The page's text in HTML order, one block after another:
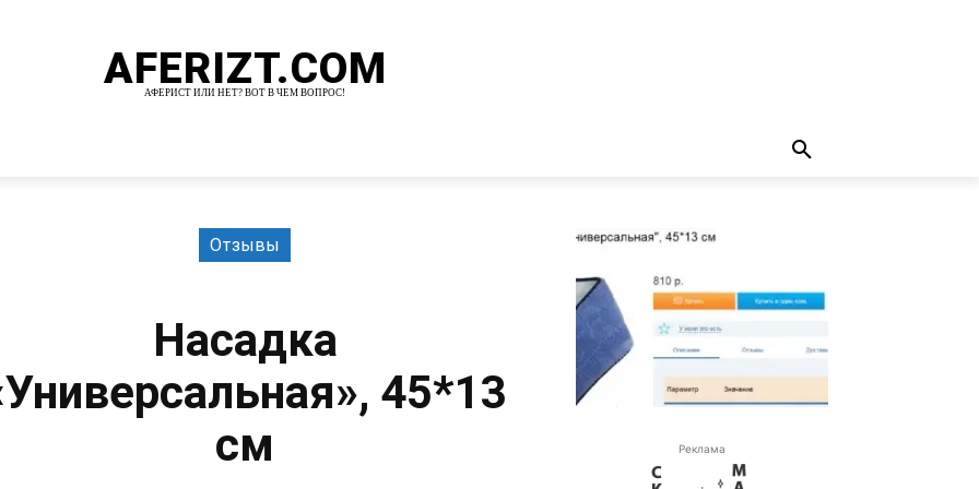
AFERIZT.COM
АФЕРИСТ ИЛИ НЕТ? ВОТ В ЧЕМ ВОПРОС!
Отзывы
Насадка
45*13
см
Реклама